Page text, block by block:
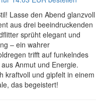
Lasse den Abend glanzvoll
aus drei beeindruckenden
sprüht elegant und
– ein wahrer
trifft auf funkelndes
Anmut und Energie.
kraftvoll und gipfelt in einem
das begeistert!